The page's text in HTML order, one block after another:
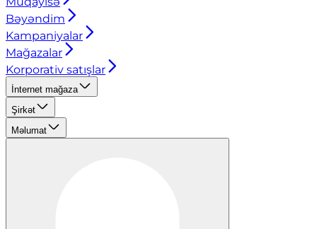
Bəyəndim
Kampaniyalar
Mağazalar
Korporativ satışlar
İnternet mağaza
Şirkət
Məlumat